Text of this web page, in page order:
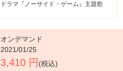
ドラマ『ノーサイド・ゲーム』主題歌
オンデマンド
2021/01/25
3,410 円 (税込)